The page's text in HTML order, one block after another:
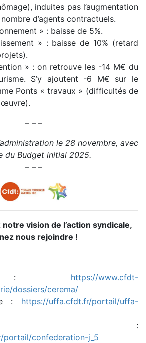
induites pas l’augmentation
d’agents contractuels.
» : baisse de 5%.
» : baisse de 10% (retard
» : on retrouve les -14 M€ du
S’y ajoutent -6 M€ sur le
Ponts « travaux » (difficultés de
œuvre).
– – –
le 28 novembre, avec
du Budget initial 2025.
– – –
vision de l’action syndicale,
nous rejoindre !
: https://www.cfdt-
dossiers/cerema/
: https://uffa.cfdt.fr/portail/uffa-
:
confederation-j_5